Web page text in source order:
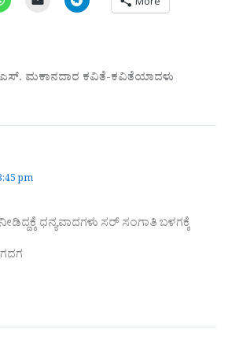
ಎಸ್. ಮಕಾನದಾರ ಕವಿತೆ-ಕವಿತೆಯಾದಳು
pm
ಧನ್ಯವಾದಗಳು ಸರ್ ಸಂಗಾತಿ ಬಳಗಕ್ಕೆ